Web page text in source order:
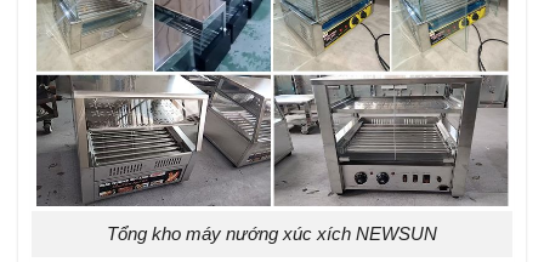
Tổng kho máy nướng xúc xích NEWSUN